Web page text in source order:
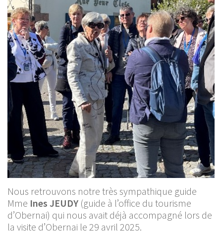
Nous retrouvons notre très sympathique guide
Mme Ines JEUDY (guide à l’office du tourisme
d’Obernai) qui nous avait déjà accompagné lors de
la visite d’Obernai le 29 avril 2025.